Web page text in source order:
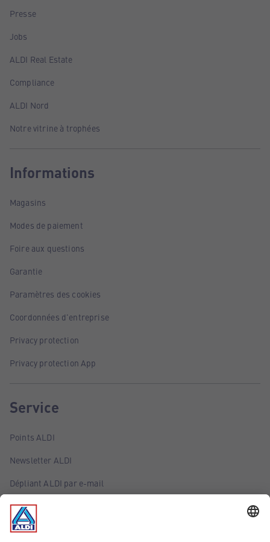
Presse
Jobs
ALDI Real Estate
Compliance
ALDI Nord
Notre vitrine à trophées
Informations
Magasins
Modes de paiement
Foire aux questions
Garantie
Paramètres des cookies
Coordonnées d'entreprise
Privacy protection
Privacy protection App
Service
Points ALDI
Newsletter ALDI
Dépliant ALDI par e-mail
Offres
Infos essentielles